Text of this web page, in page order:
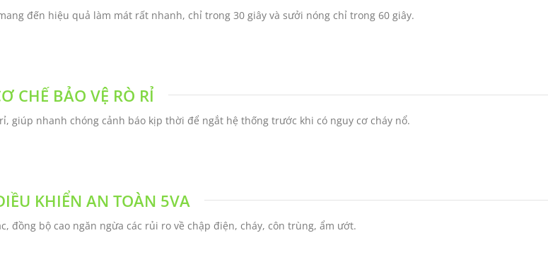
đến hiệu quả làm mát rất nhanh, chỉ trong 30 giây và sưởi nóng chỉ trong 60 giây.
CHẾ BẢO VỆ RÒ RỈ
giúp nhanh chóng cảnh báo kịp thời để ngắt hệ thống trước khi có nguy cơ cháy nổ.
KHIỂN AN TOÀN 5VA
đồng bộ cao ngăn ngừa các rủi ro về chập điện, cháy, côn trùng, ẩm ướt.